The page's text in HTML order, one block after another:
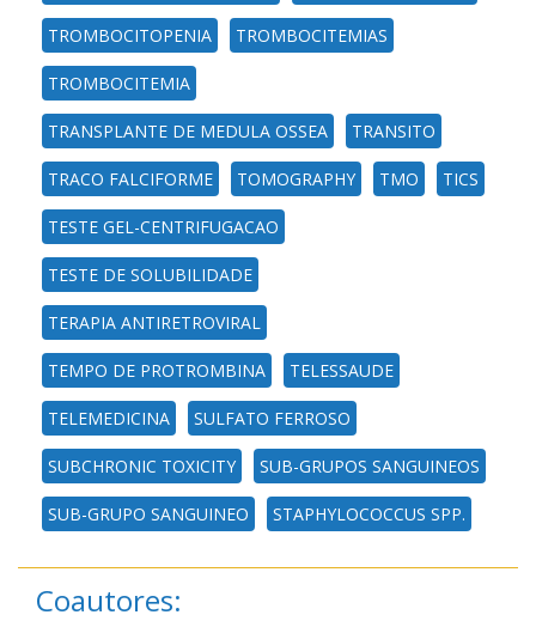
TROMBOCITOPENIA TROMBOCITEMIAS
TROMBOCITEMIA
TRANSPLANTE DE MEDULA OSSEA TRANSITO
TRACO FALCIFORME TOMOGRAPHY TMO TICS
TESTE GEL-CENTRIFUGACAO
TESTE DE SOLUBILIDADE
TERAPIA ANTIRETROVIRAL
TEMPO DE PROTROMBINA TELESSAUDE
TELEMEDICINA SULFATO FERROSO
SUBCHRONIC TOXICITY SUB-GRUPOS SANGUINEOS
SUB-GRUPO SANGUINEO STAPHYLOCOCCUS SPP.
Coautores: